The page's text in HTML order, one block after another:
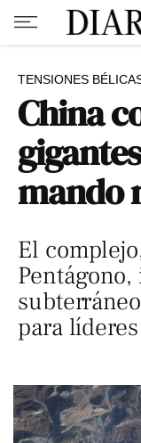
TENSIONES
China
mando
El
para